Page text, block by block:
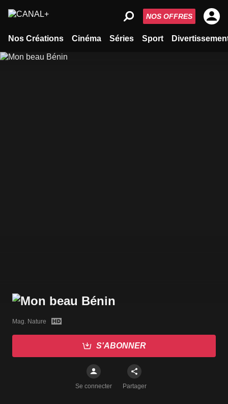
Nos Créations Cinéma Séries Sport
NOS OFFRES
Mag. Nature
S'ABONNER
Se connecter Partager